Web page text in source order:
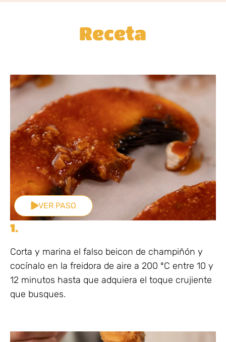
Receta
VER PASO
1.
Corta y marina el falso beicon de champiñón y
cocínalo en la freidora de aire a 200 ºC entre 10 y
12 minutos hasta que adquiera el toque crujiente
que busques.